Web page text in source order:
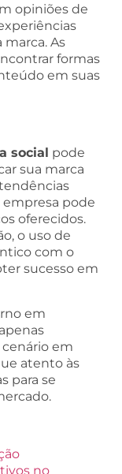
opiniões de
As
formas
em suas
social pode
sua marca
empresa pode
oferecidos.
o uso de
com o
sucesso em
em
em
atento às
para se
no